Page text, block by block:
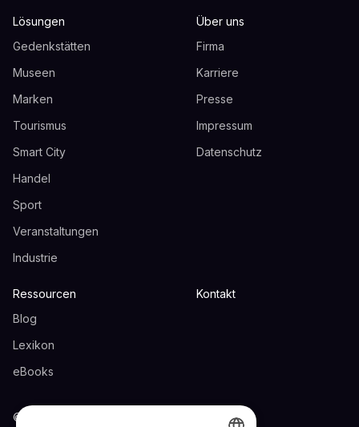
Lösungen
Gedenkstätten
Museen
Marken
Tourismus
Smart City
Handel
Sport
Veranstaltungen
Industrie
Über uns
Firma
Karriere
Presse
Impressum
Datenschutz
Ressourcen
Blog
Lexikon
eBooks
Kontakt
© 2024 ZAUBAR UG. Alle Rechte